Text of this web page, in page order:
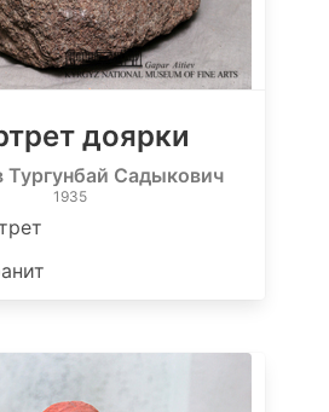
доярки
Тургунбай Садыкович
1935